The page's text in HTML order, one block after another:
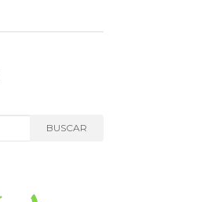
BUSCAR